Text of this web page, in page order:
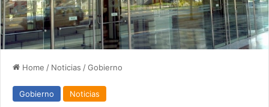
Home / Noticias /Gobierno
Gobierno Noticias